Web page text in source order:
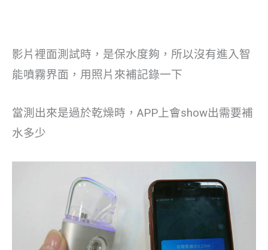
影片裡面測試時，是保水度夠，所以沒有進入智
能噴霧界面，用照片來補記錄一下
當測出來是過於乾燥時，APP上會show出需要補
水多少